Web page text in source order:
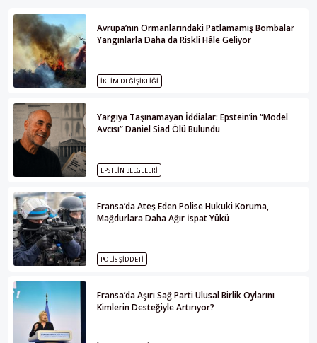
Avrupa’nın Ormanlarındaki Patlamamış Bombalar
Yangınlarla Daha da Riskli Hâle Geliyor
İKLIM DEĞIŞIKLIĞI
Yargıya Taşınamayan İddialar: Epstein’in “Model
Avcısı” Daniel Siad Ölü Bulundu
EPSTEIN BELGELERI
Fransa’da Ateş Eden Polise Hukuki Koruma,
Mağdurlara Daha Ağır İspat Yükü
POLIS ŞIDDETI
Fransa’da Aşırı Sağ Parti Ulusal Birlik Oylarını
Kimlerin Desteğiyle Artırıyor?